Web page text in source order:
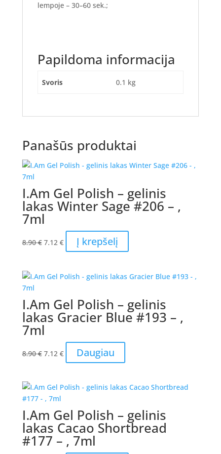
lempoje – 30–60 sek.;
Papildoma informacija
Svoris 0.1 kg
Panašūs produktai
I.Am Gel Polish – gelinis
lakas Winter Sage #206 – ,
7ml
8.90€ Original
8.90 €.
7.12 €Current
price
7.12 €.
Į krepšelį
I.Am Gel Polish – gelinis
lakas Gracier Blue #193 – ,
7ml
8.90€ Original
8.90 €.
7.12 €Current
price
7.12 €.
Daugiau
I.Am Gel Polish – gelinis
lakas Cacao Shortbread
#177 – , 7ml